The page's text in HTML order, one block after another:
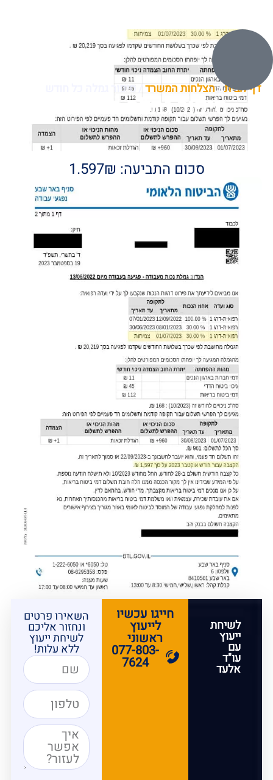
דף הבית/הצלחות המשרד/ סיפור גמלה כל חודש
סיפור גמלה כל חודש
סכום התביעה: 1.597₪
לשיחת
ייעוץ
עם
עו"ד
אלעד
חייגו עכשיו
לייעוץ
ראשוני
077-803-
7624
השאירו פרטים
ונחזור אליכם
לשיחת ייעוץ
ללא עלות!